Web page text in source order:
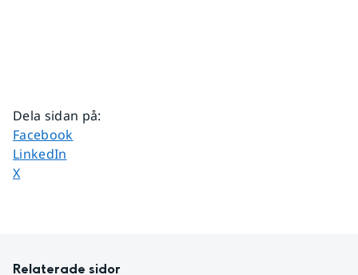
Dela sidan på:
Dela sidan på
Facebook
Dela sidan på
LinkedIn
Dela sidan på
X
Relaterade sidor